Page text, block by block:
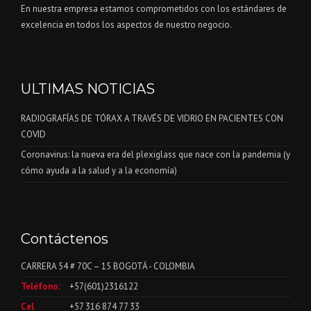
En nuestra empresa estamos comprometidos con los estándares de
excelencia en todos los aspectos de nuestro negocio.
ULTIMAS NOTICIAS
RADIOGRAFÍAS DE TÓRAX A TRAVÉS DE VIDRIO EN PACIENTES CON
COVID
Coronavirus: la nueva era del plexiglass que nace con la pandemia (y
cómo ayuda a la salud y a la economía)
Contáctenos
CARRERA 54 # 70C – 15 BOGOTÁ - COLOMBIA
Teléfono:
+57(601)2316122
Cel
+57 316 874 77 33